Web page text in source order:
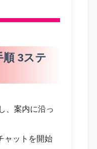
順 3ステ
、案内に沿っ
ャットを開始